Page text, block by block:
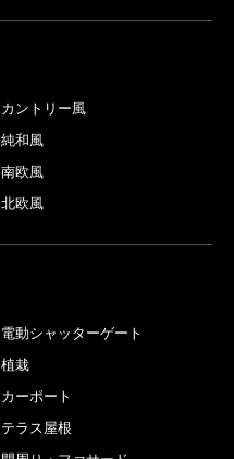
カントリー風
純和風
南欧風
北欧風
電動シャッターゲート
植栽
カーポート
テラス屋根